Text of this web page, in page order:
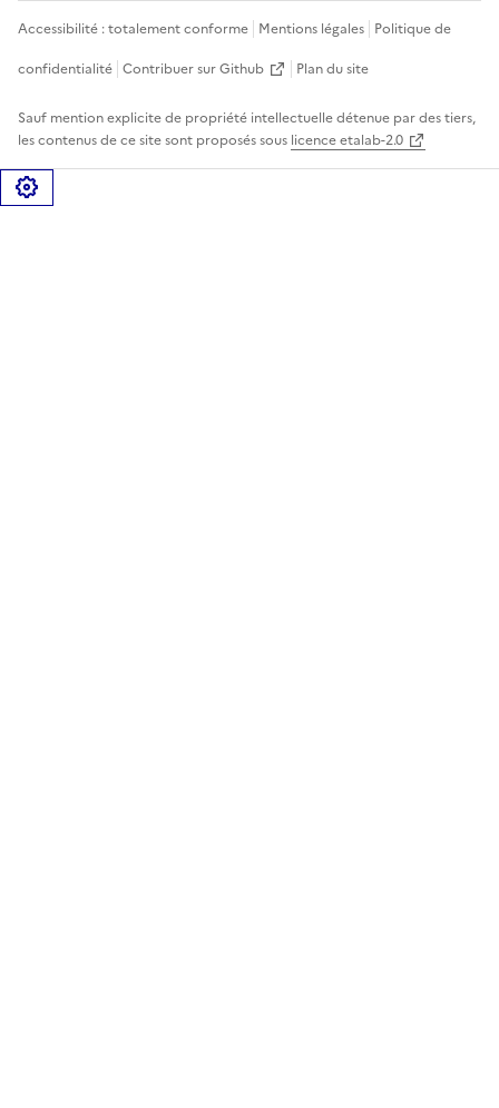
Accessibilité : totalement conforme Mentions légales Politique de
confidentialité Contribuer sur Github Plan du site
Sauf mention explicite de propriété intellectuelle détenue par des tiers,
les contenus de ce site sont proposés sous licence etalab-2.0
Gérer les cookies